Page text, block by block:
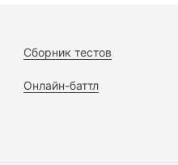
Сборник тестов
Онлайн-баттл